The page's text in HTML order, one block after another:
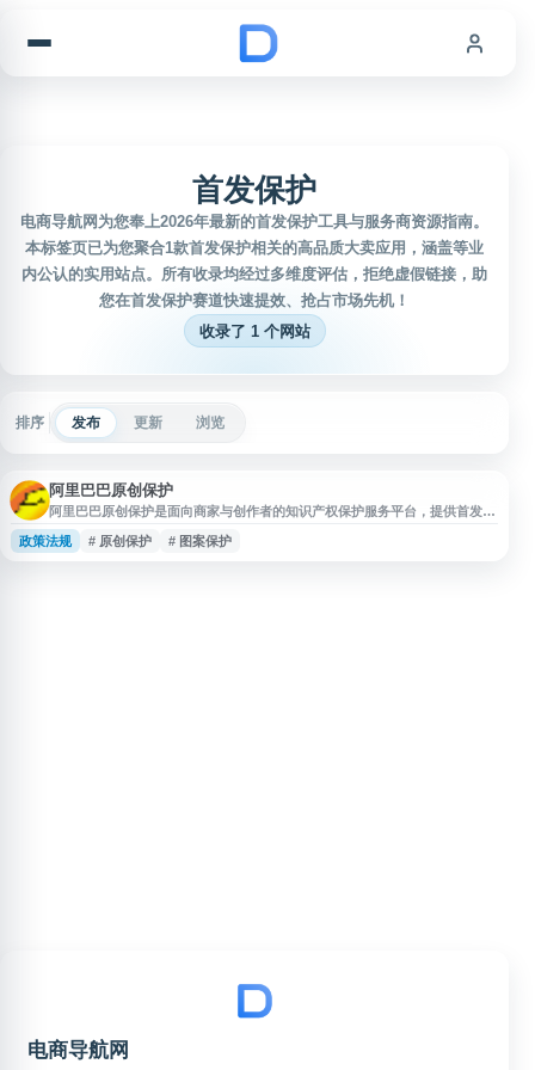
首发保护
电商导航网为您奉上2026年最新的首发保护工具与服务商资源指南。
本标签页已为您聚合1款首发保护相关的高品质大卖应用，涵盖等业
内公认的实用站点。所有收录均经过多维度评估，拒绝虚假链接，助
您在首发保护赛道快速提效、抢占市场先机！
收录了 1 个网站
排序 发布 更新 浏览
阿里巴巴原创保护
阿里巴巴原创保护是面向商家与创作者的知识产权保护服务平台，提供首发创
意保护、原创存证、款式保护、图案保护、投诉抄袭及快速维权等功能。平台
聚焦淘宝等电商场景中的原创内容和商品设计保护，帮助用户进行证据留存、
政策法规 # 原创保护 # 图案保护
电商导航网